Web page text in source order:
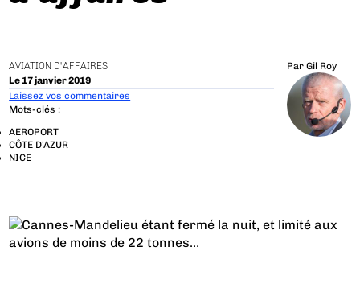
AVIATION D'AFFAIRES
Le 17 janvier 2019
Par Gil Roy
Laissez vos commentaires
Mots-clés :
AEROPORT
CÔTE D'AZUR
NICE